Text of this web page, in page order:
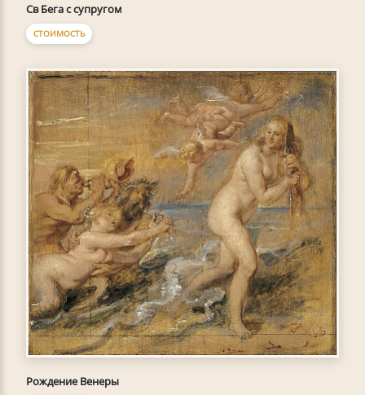
Св Бега с супругом
СТОИМОСТЬ
Рождение Венеры